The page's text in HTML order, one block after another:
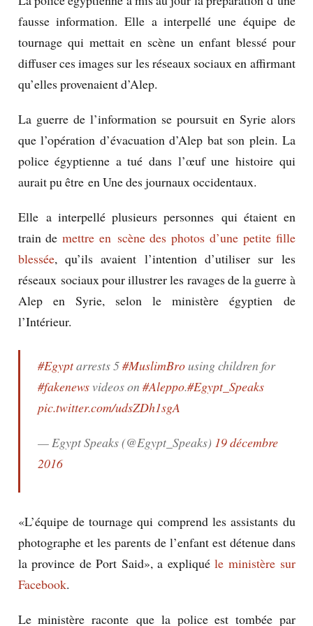
fausse information. Elle a interpellé une équipe de
tournage qui mettait en scène un enfant blessé pour
diffuser ces images sur les réseaux sociaux en affirmant
qu’elles provenaient d’Alep.
La guerre de l’information se poursuit en Syrie alors
que l’opération d’évacuation d’Alep bat son plein. La
police égyptienne a tué dans l’œuf une histoire qui
aurait pu être en Une des journaux occidentaux.
Elle a interpellé plusieurs personnes qui étaient en
train demettre en scène des photos d’une petite fille
blessée, qu’ils avaient l’intention d’utiliser sur les
réseaux sociaux pour illustrer les ravages de la guerre à
Alep en Syrie, selon le ministère égyptien de
l’Intérieur.
#Egyptarrests 5#MuslimBrousing children for
#fakenewsvideos on #Aleppo.#Egypt_Speaks
pic.twitter.com/udsZDh1sgA
— Egypt Speaks (@Egypt_Speaks) 19 décembre
2016
«L’équipe de tournage qui comprend les assistants du
photographe et les parents de l’enfant est détenue dans
la province de Port Said», a expliquéle ministère sur
Facebook.
Le ministère raconte que la police est tombée par